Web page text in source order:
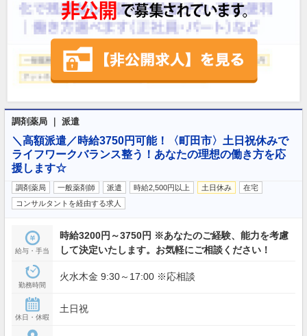
調剤薬局 ｜ 派遣
＼高額派遣／時給3750円可能！〈町田市〉土日祝休みで
ライフワークバランス整う！あなたの理想の働き方を応
援します☆
調剤薬局 一般薬剤師 派遣 時給2,500円以上 土日休み
在宅
コンサルタントを経由する求人
給与・手当
時給3200円～3750円 ※あなたのご経験、能力を考慮
して決定いたします。お気軽にご相談ください！
勤務時間
火水木金 9:30～17:00 ※応相談
休日・休暇
土日祝